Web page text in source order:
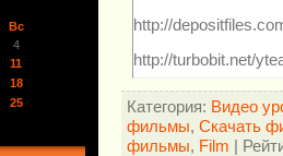
Вс
4
11
18
25
http://
http://turbobit.net/
http://letitbit.net/
Категория: Видео
фильмы, Скачать
фильмы, Film |